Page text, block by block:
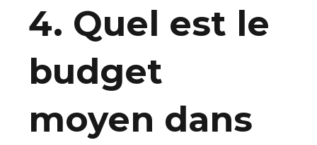
4. Quel est le
budget
moyen dans